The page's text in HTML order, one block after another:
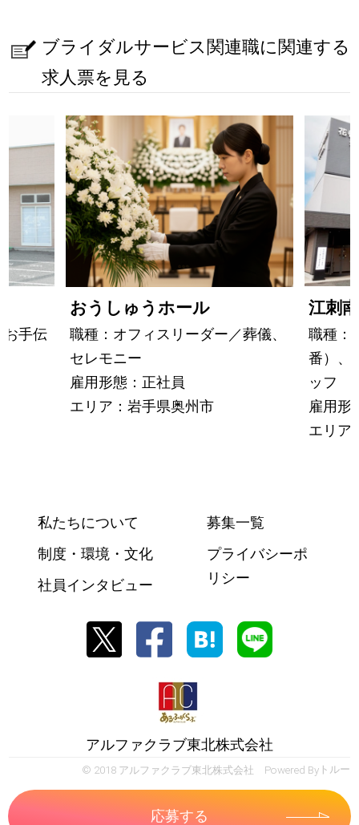
ブライダルサービス関連職に関連する
求人票を見る
お手伝
おうしゅうホール
職種：オフィスリーダー／葬儀、
セレモニー
雇用形態：正社員
エリア：岩手県奥州市
江刺
職種：
番）、
ッフ
雇用形
エリア
応募する
私たちについて
制度・環境・文化
社員インタビュー
募集一覧
プライバシーポ
リシー
アルファクラブ東北株式会社
© 2018 アルファクラブ東北株式会社 Powered Byトルー